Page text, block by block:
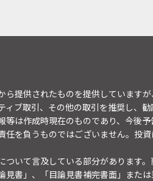
提供されたものを提供しています
ブ取引、その他の取引を推奨し、
は作成時現在のものであり、今後
を負うものではございません。投
いて言及している部分があります
見書」、「目論見書補完書面」また